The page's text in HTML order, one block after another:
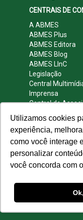
Utilizamos cookies
experiência,
como você interage
personalizar
você concorda com
CENTRAIS DE
A ABMES
ABMES Plus
ABMES Editora
ABMES Blog
ABMES LInC
Legislação
Central
Imprensa
Central do
REDES SOCIAIS